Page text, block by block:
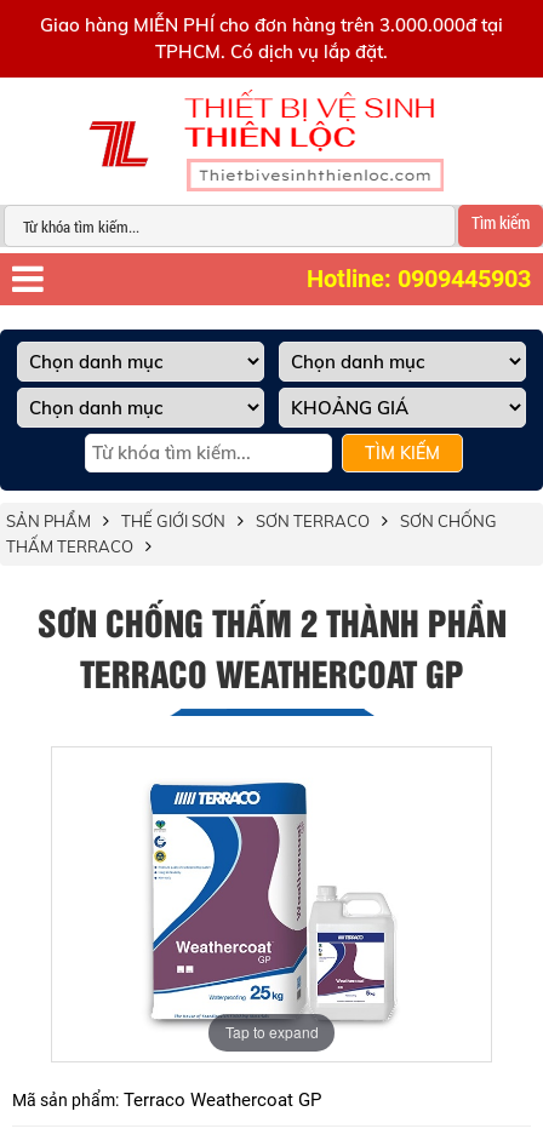
Giao hàng MIỄN PHÍ cho đơn hàng trên 3.000.000đ tại
TPHCM. Có dịch vụ lắp đặt.
Tìm kiếm
Hotline: 0909445903
TÌM KIẾM
SẢN PHẨM THẾ GIỚI SƠN SƠN TERRACO
SƠN CHỐNG
THẤM TERRACO
SƠN CHỐNG THẤM 2 THÀNH PHẦN
TERRACO WEATHERCOAT GP
Tap to expand
Mã sản phẩm: Terraco Weathercoat GP
0909445903